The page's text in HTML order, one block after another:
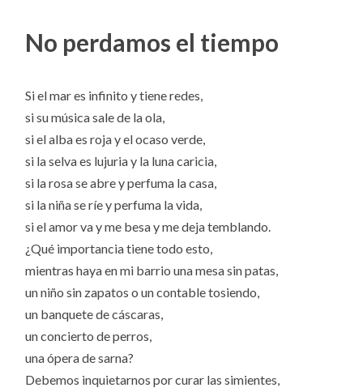
No perdamos el tiempo
Si el mar es infinito y tiene redes,
si su música sale de la ola,
si el alba es roja y el ocaso verde,
si la selva es lujuria y la luna caricia,
si la rosa se abre y perfuma la casa,
si la niña se ríe y perfuma la vida,
si el amor va y me besa y me deja temblando.
¿Qué importancia tiene todo esto,
mientras haya en mi barrio una mesa sin patas,
un niño sin zapatos o un contable tosiendo,
un banquete de cáscaras,
un concierto de perros,
una ópera de sarna?
Debemos inquietarnos por curar las simientes,